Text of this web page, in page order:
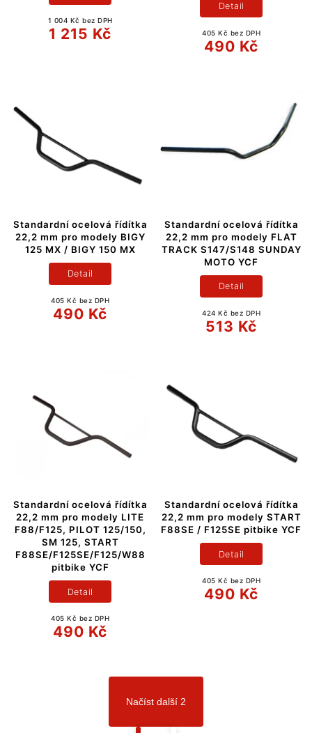
1 004 Kč bez DPH
1 215 Kč 405 Kč bez DPH
490 Kč
Detail
Standardní ocelová řídítka
22,2 mm pro modely BIGY
125 MX / BIGY 150 MX
405 Kč bez DPH
490 Kč
Detail
Standardní ocelová řídítka
22,2 mm pro modely FLAT
TRACK S147/S148 SUNDAY
MOTO YCF
424 Kč bez DPH
513 Kč
Detail
Standardní ocelová řídítka
22,2 mm pro modely LITE
F88/F125, PILOT 125/150,
SM 125, START
F88SE/F125SE/F125/W88
pitbike YCF
405 Kč bez DPH
490 Kč
Detail
Standardní ocelová řídítka
22,2 mm pro modely START
F88SE / F125SE pitbike YCF
405 Kč bez DPH
490 Kč
Detail
Načíst další 2